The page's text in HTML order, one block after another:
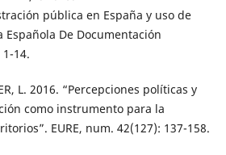
pública en España y uso de
Española De Documentación
14.
L. 2016. “Percepciones políticas y
como instrumento para la
EURE, num. 42(127): 137-158.